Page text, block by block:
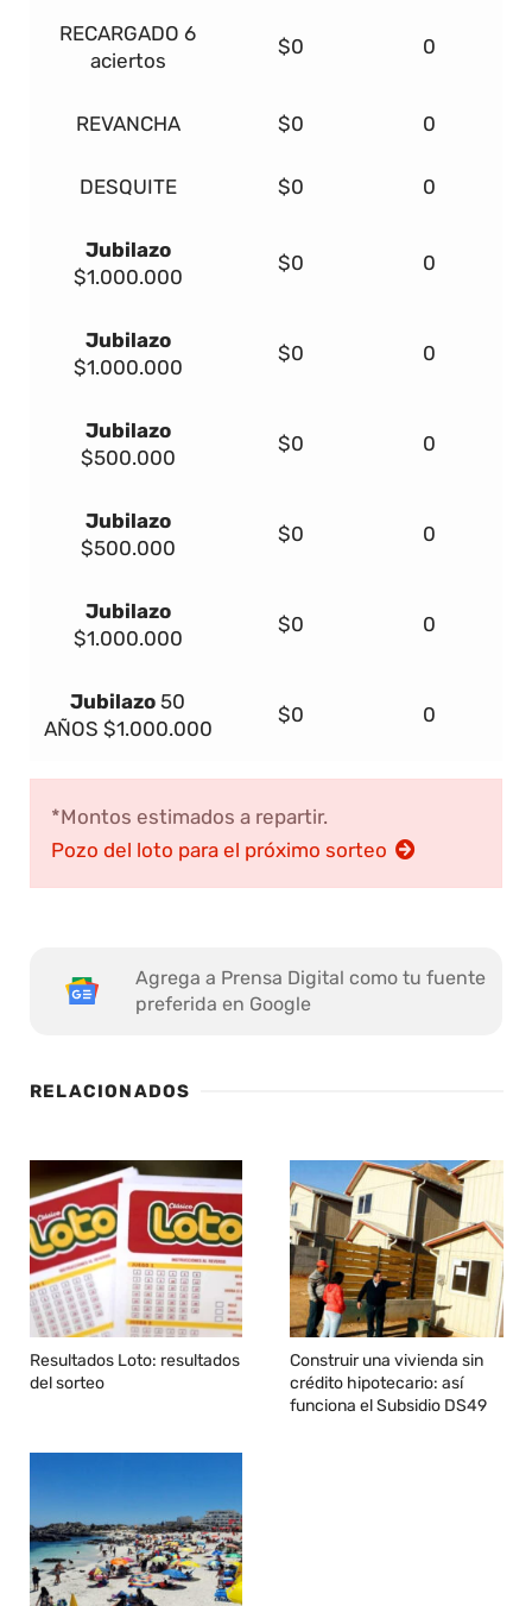
RECARGADO 6
aciertos
$0 0
REVANCHA $0 0
DESQUITE $0 0
Jubilazo
$1.000.000
$0 0
Jubilazo
$1.000.000
$0 0
Jubilazo
$500.000
$0 0
Jubilazo
$500.000
$0 0
Jubilazo
$1.000.000
$0 0
Jubilazo 50
AÑOS $1.000.000
$0 0
*Montos estimados a repartir.
Pozo del loto para el próximo sorteo
Agrega a Prensa Digital como tu fuente
preferida en Google
RELACIONADOS
Resultados Loto: resultados
del sorteo
Construir una vivienda sin
crédito hipotecario: así
funciona el Subsidio DS49